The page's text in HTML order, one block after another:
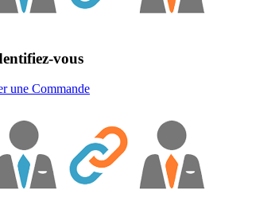
vous
une Commande